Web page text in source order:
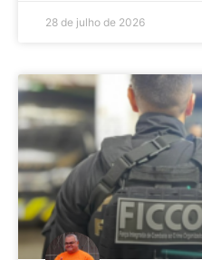
28 de julho de 2026